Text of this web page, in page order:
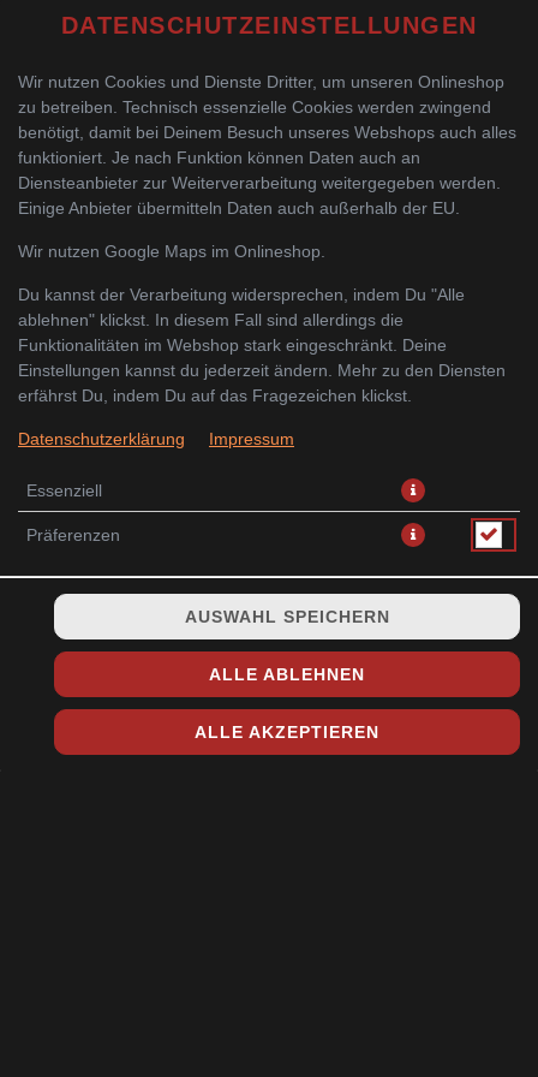
SUNRISE SET
6x Kappa Maki, 6x Shake Maki, 8x Alaska Roll und zusätzlich
1 Misosuppe
15,90 € *
DATENSCHUTZEINSTELLUNGEN
Wir nutzen Cookies und Dienste Dritter, um unseren Onlineshop
zu betreiben. Technisch essenzielle Cookies werden zwingend
benötigt, damit bei Deinem Besuch unseres Webshops auch alles
funktioniert. Je nach Funktion können Daten auch an
Diensteanbieter zur Weiterverarbeitung weitergegeben werden.
Einige Anbieter übermitteln Daten auch außerhalb der EU.
Wir nutzen Google Maps im Onlineshop.
Du kannst der Verarbeitung widersprechen, indem Du "Alle
ablehnen" klickst. In diesem Fall sind allerdings die
Funktionalitäten im Webshop stark eingeschränkt. Deine
Einstellungen kannst du jederzeit ändern. Mehr zu den Diensten
erfährst Du, indem Du auf das Fragezeichen klickst.
Datenschutzerklärung Impressum
Essenziell
Präferenzen
AUSWAHL SPEICHERN
ALLE ABLEHNEN
ALLE AKZEPTIEREN